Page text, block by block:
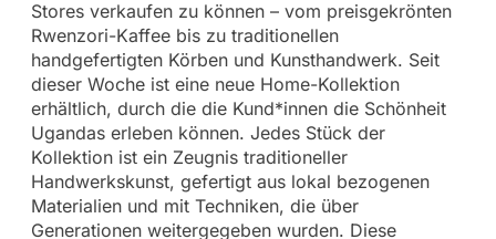
Stores verkaufen zu können – vom preisgekrönten
Rwenzori-Kaffee bis zu traditionellen
handgefertigten Körben und Kunsthandwerk. Seit
dieser Woche ist eine neue Home-Kollektion
erhältlich, durch die die Kund*innen die Schönheit
Ugandas erleben können. Jedes Stück der
Kollektion ist ein Zeugnis traditioneller
Handwerkskunst, gefertigt aus lokal bezogenen
Materialien und mit Techniken, die über
Generationen weitergegeben wurden. Diese